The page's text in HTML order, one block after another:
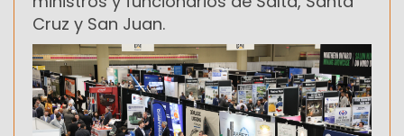
Cruz y San Juan.